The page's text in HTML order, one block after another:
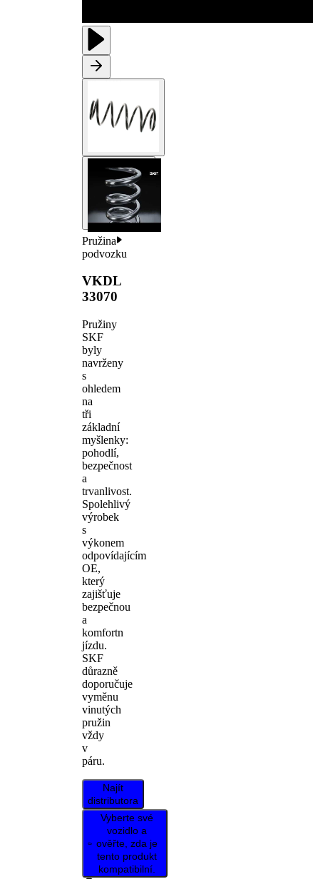
Pružina
podvozku
VKDL
33070
Pružiny
SKF
byly
navrženy
s
ohledem
na
tři
základní
myšlenky:
pohodlí,
bezpečnost
a
trvanlivost.
Spolehlivý
výrobek
s
výkonem
odpovídajícím
OE,
který
zajišťuje
bezpečnou
a
komfortn
jízdu.
SKF
důrazně
doporučuje
vyměnu
vinutých
pružin
vždy
v
páru.
Najít
distributora
Vyberte své
vozidlo a
ověřte, zda je
tento produkt
kompatibilní.